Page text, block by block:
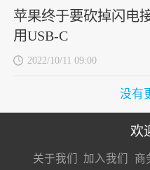
苹果终于要砍掉闪电
用USB-C
2022/10/11 09:00
没有
欢
关于我们 加入我们
接扔简历
商